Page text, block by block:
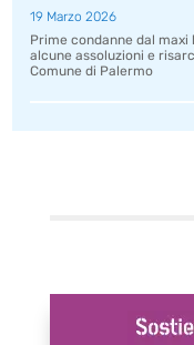
19 Marzo 2026
Prime condanne dal maxi
alcune assoluzioni e
Comune di Palermo